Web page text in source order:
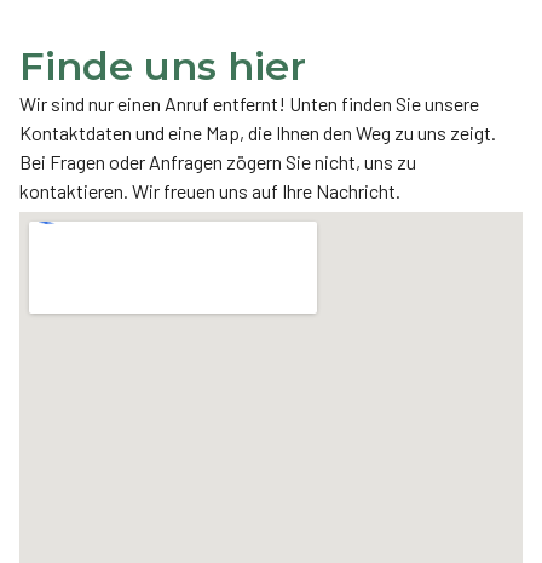
Finde uns hier
Wir sind nur einen Anruf entfernt! Unten finden Sie unsere
Kontaktdaten und eine Map, die Ihnen den Weg zu uns zeigt.
Bei Fragen oder Anfragen zögern Sie nicht, uns zu
kontaktieren. Wir freuen uns auf Ihre Nachricht.